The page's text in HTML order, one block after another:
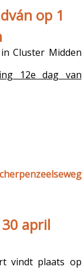
op 1
Cluster Midden
12e dag van
april
vindt plaats op